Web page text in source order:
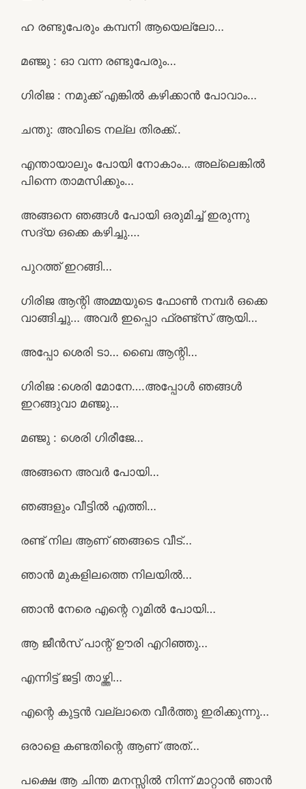
ഹ രണ്ടുപേരും കമ്പനി ആയെല്ലോ…
മഞ്ജു : ഓ വന്ന രണ്ടുപേരും…
ഗിരിജ : നമുക്ക് എങ്കിൽ കഴിക്കാൻ പോവാം…
ചന്തു: അവിടെ നല്ല തിരക്ക്..
എന്തായാലും പോയി നോകാം… അല്ലെങ്കിൽ
പിന്നെ താമസിക്കും…
അങ്ങനെ ഞങ്ങൾ പോയി ഒരുമിച്ച് ഇരുന്നു
സദ്യ ഒക്കെ കഴിച്ചു….
പുറത്ത് ഇറങ്ങി…
ഗിരിജ ആന്റി അമ്മയുടെ ഫോൺ നമ്പർ ഒക്കെ
വാങ്ങിച്ചു… അവർ ഇപ്പൊ ഫ്രണ്ട്‌സ് ആയി…
അപ്പോ ശെരി ടാ… ബൈ ആന്റി…
ഗിരിജ :ശെരി മോനേ….അപ്പോൾ ഞങ്ങൾ
ഇറങ്ങുവാ മഞ്ജു…
മഞ്ജു : ശെരി ഗിരീജേ…
അങ്ങനെ അവർ പോയി…
ഞങ്ങളും വീട്ടിൽ എത്തി…
രണ്ട് നില ആണ് ഞങ്ങടെ വീട്…
ഞാൻ മുകളിലത്തെ നിലയിൽ…
ഞാൻ നേരെ എന്റെ റൂമിൽ പോയി…
ആ ജീൻസ് പാന്റ് ഊരി എറിഞ്ഞു…
എന്നിട്ട് ജട്ടി താഴ്ത്തി…
എന്റെ കുട്ടൻ വല്ലാതെ വീർത്തു ഇരിക്കുന്നു…
ഒരാളെ കണ്ടതിന്റെ ആണ് അത്…
പക്ഷെ ആ ചിന്ത മനസ്സിൽ നിന്ന് മാറ്റാൻ ഞാൻ